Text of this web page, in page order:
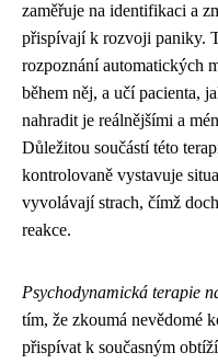
zaměřuje na identifikaci a
přispívají k rozvoji paniky.
rozpoznání automatických
během něj, a učí pacienta,
nahradit je reálnějšími a
Důležitou součástí této
kontrolovaně vystavuje
vyvolávají strach, čímž
reakce.
Psychodynamická terapie
tím, že zkoumá nevědomé
přispívat k současným